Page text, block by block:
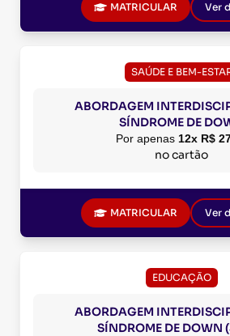
MATRICULAR Ver
SAÚDE E BEM-
ABORDAGEM
SÍNDROME DE
Por apenas 12x R$
no cartão
MATRICULAR Ver
EDUCAÇÃO
ABORDAGEM
SÍNDROME DE DOWN